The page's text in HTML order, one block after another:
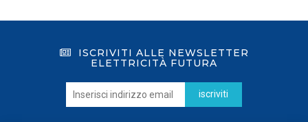
ISCRIVITI ALLE NEWSLETTER
ELETTRICITÀ FUTURA
iscriviti